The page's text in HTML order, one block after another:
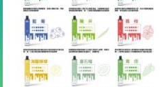
Add to